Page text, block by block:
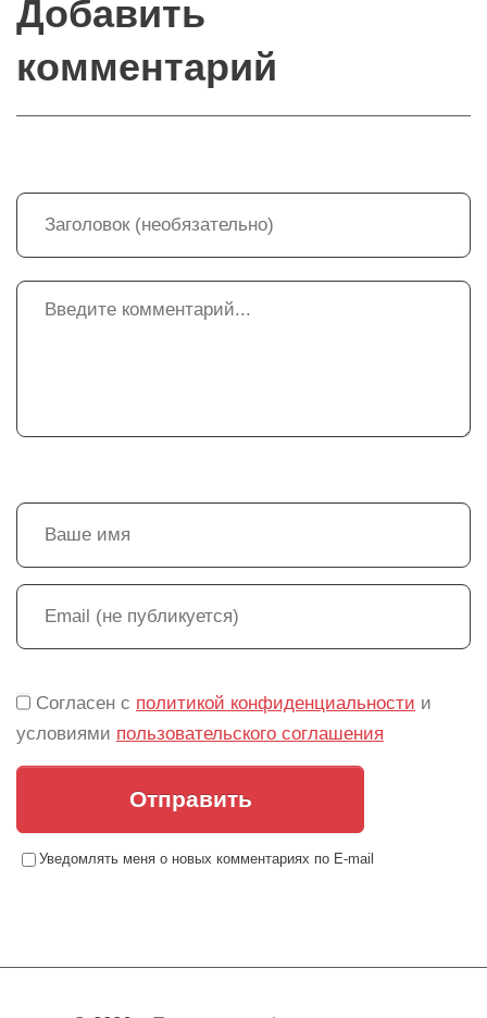
Добавить
комментарий
Согласен с политикой конфиденциальности и
условиями пользовательского соглашения
Отправить
Уведомлять меня о новых комментариях по E-mail